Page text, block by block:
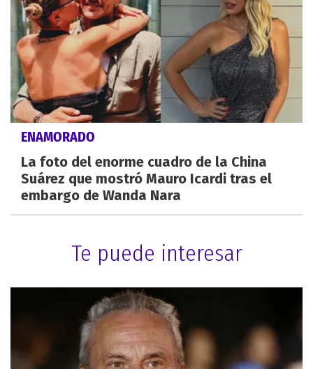
ENAMORADO
La foto del enorme cuadro de la China
Suárez que mostró Mauro Icardi tras el
embargo de Wanda Nara
Te puede interesar